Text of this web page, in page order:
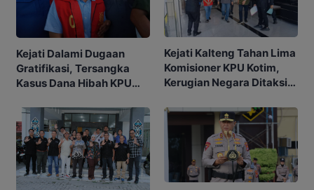
Kejati Dalami Dugaan
Gratifikasi, Tersangka
Kasus Dana Hibah KPU
Kejati Kalteng Tahan Lima
Komisioner KPU Kotim,
Kerugian Negara Ditaksir